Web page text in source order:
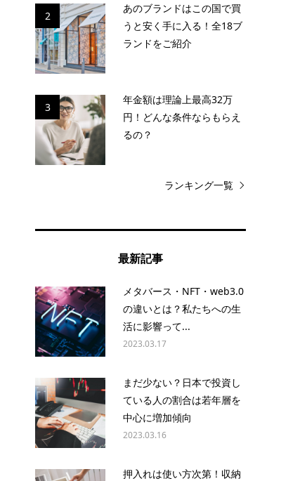
2
あのブランドはこの国で買
うと安く手に入る！全18ブ
ランドをご紹介
3
年金額は理論上最高32万
円！どんな条件ならもらえ
るの？
ランキング一覧
最新記事
メタバース・NFT・web3.0
の違いとは？私たちへの生
活に影響って...
2023.03.17
まだ少ない？日本で投資し
ている人の割合は若年層を
中心に増加傾向
2023.03.16
押入れは使い方次第！収納